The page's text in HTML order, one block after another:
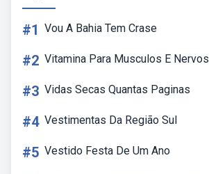
#1 Vou A Bahia Tem Crase
#2 Vitamina Para Musculos E Nervos
#3 Vidas Secas Quantas Paginas
#4 Vestimentas Da Região Sul
#5 Vestido Festa De Um Ano